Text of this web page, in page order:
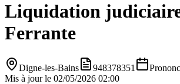
Liquidation
Ferrante
Digne-les-Bains 948378351
Mis à jour le 02/05/2026 02:00